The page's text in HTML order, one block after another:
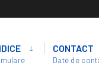
CONTACT
Date de